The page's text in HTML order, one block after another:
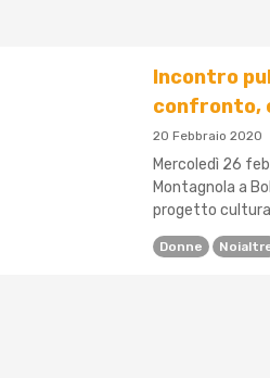
Incontro
confronto,
20 Febbraio 2020
Mercoledì 26
Montagnola a
progetto
Donne